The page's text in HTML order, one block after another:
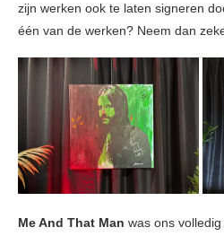
zijn werken ook te laten signeren
één van de werken? Neem dan
Me And That Man was ons